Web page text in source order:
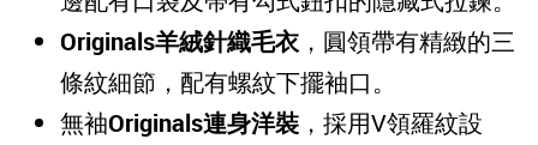
Originals羊絨針織毛衣 ，圓領帶有精緻的三
條紋細節，配有螺紋下擺袖口。
無袖Originals連身洋裝 ，採用V領羅紋設